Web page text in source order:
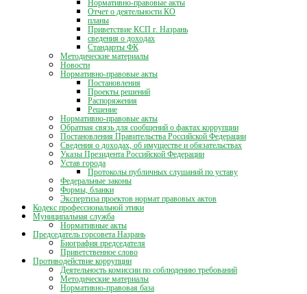
Нормативно-правовые акты
Отчет о деятельности КО
планы
Приветствие КСП г. Назрань
сведения о доходах
Стандарты ФК
Методические материалы
Новости
Нормативно-правовые акты
Постановления
Проекты решений
Распоряжения
Решение
Нормативно-правовые акты
Обратная связь для сообщений о фактах коррупции
Постановления Правительства Российской Федерации
Сведения о доходах, об имуществе и обязательствах
Указы Президента Российской Федерации
Устав города
Протоколы публичных слушаний по уставу
Федеральные законы
Формы, бланки
Экспертиза проектов нормат правовых актов
Кодекс профессиональной этики
Муниципальная служба
Нормативные акты
Председатель горсовета Назрань
Биография председателя
Приветственное слово
Противодействие коррупции
Деятельность комиссии по соблюдению требований
Методические материалы
Нормативно-правовая база